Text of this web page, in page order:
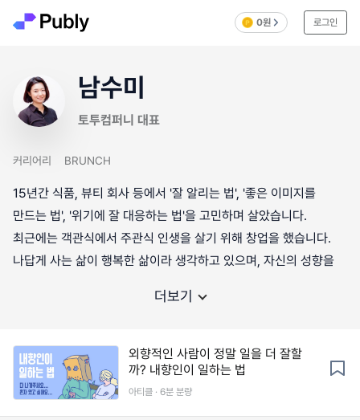
0원 로그인
남수미
토투컴퍼니 대표
커리어리 BRUNCH
15년간 식품, 뷰티 회사 등에서 '잘 알리는 법', '좋은 이미지를
만드는 법', '위기에 잘 대응하는 법'을 고민하며 살았습니다.
최근에는 객관식에서 주관식 인생을 살기 위해 창업을 했습니다.
나답게 사는 삶이 행복한 삶이라 생각하고 있으며, 자신의 성향을
더보기
외향적인 사람이 정말 일을 더 잘할
까? 내향인이 일하는 법
아티클 · 6분 분량